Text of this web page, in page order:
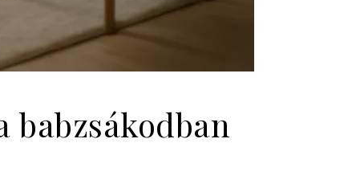
babzsákodban